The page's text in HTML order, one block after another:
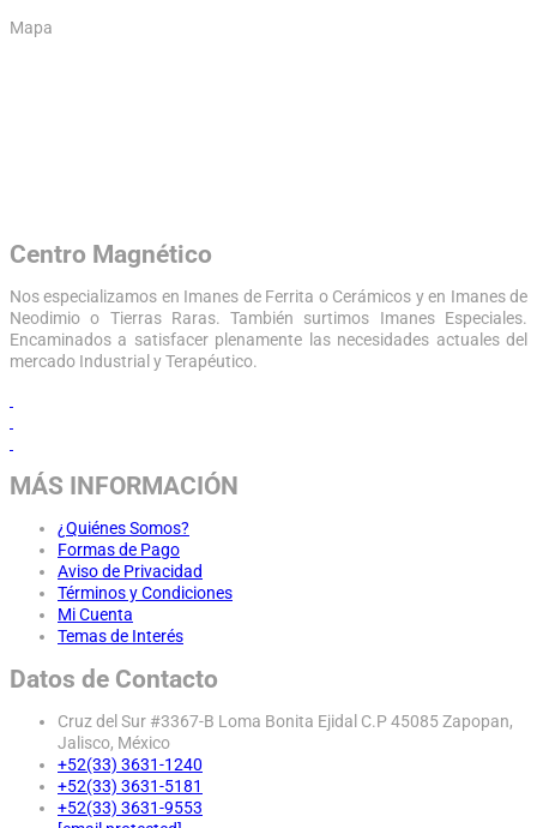
Mapa
Centro Magnético
Nos especializamos en Imanes de Ferrita o Cerámicos y en Imanes de
Neodimio o Tierras Raras. También surtimos Imanes Especiales.
Encaminados a satisfacer plenamente las necesidades actuales del
mercado Industrial y Terapéutico.
MÁS INFORMACIÓN
¿Quiénes Somos?
Formas de Pago
Aviso de Privacidad
Términos y Condiciones
Mi Cuenta
Temas de Interés
Datos de Contacto
Cruz del Sur #3367-B Loma Bonita Ejidal C.P 45085 Zapopan,
Jalisco, México
+52(33) 3631-1240
+52(33) 3631-5181
+52(33) 3631-9553